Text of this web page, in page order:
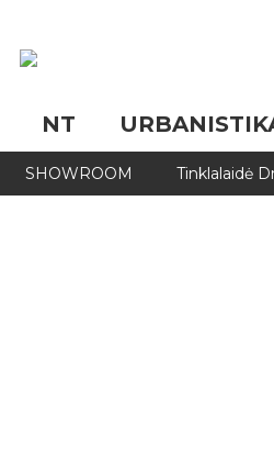
NT
SHOWROOM Tinklalaidė